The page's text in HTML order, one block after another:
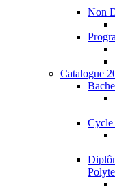
Non
Catalogue
Cycle